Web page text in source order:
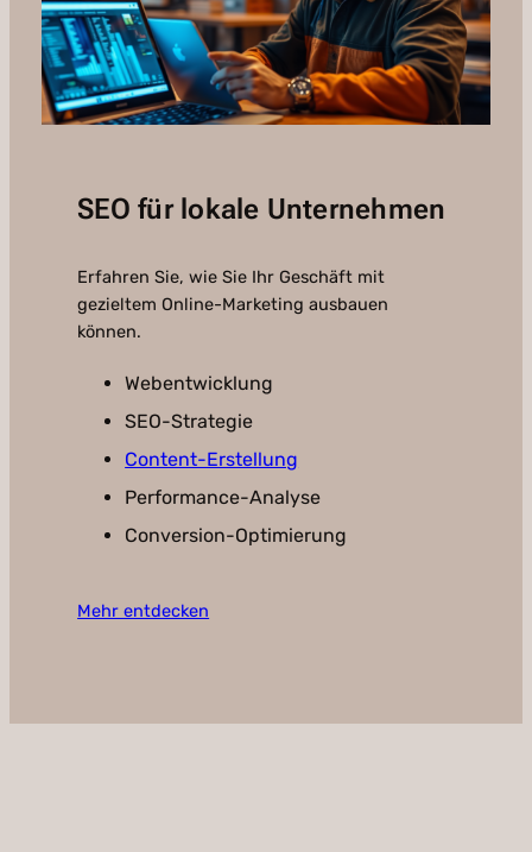
SEO für lokale Unternehmen
Erfahren Sie, wie Sie Ihr Geschäft mit
gezieltem Online-Marketing ausbauen
können.
Webentwicklung
SEO-Strategie
Content-Erstellung
Performance-Analyse
Conversion-Optimierung
Mehr entdecken